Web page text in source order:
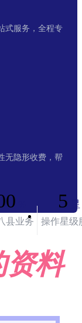
式服务，全程专
无隐形收费，帮
县业务
5 星
操作星级
资料